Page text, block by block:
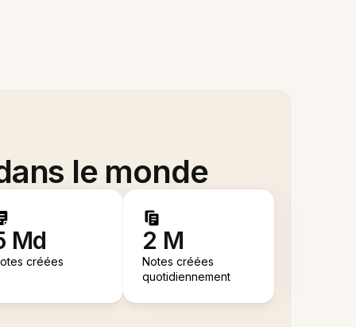
le monde
Md
créées
2 M
Notes créées
quotidiennement